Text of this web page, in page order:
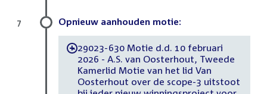
Opnieuw aanhouden motie:
-29023-630 Motie d.d. 10 februari
2026 - A.S. van Oosterhout, Tweede
Kamerlid Motie van het lid Van
Oosterhout over de scope-3 uitstoot
7